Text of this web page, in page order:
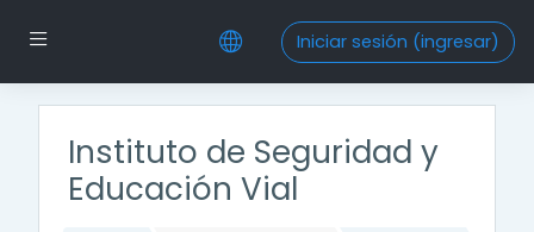
Pánel lateral Iniciar sesión (ingresar)
Instituto de Seguridad y
Educación Vial